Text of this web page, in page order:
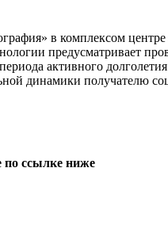
в комплексом
предусматривает
активного
динамики получателю
по ссылке ниже